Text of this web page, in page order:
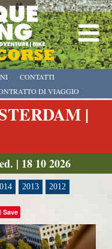
DI VIAGGIO
CONTATTI
|
| 18 10 2026
2013 2012
Save